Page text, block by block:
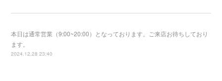
本日は通常営業（9:00~20:00）となっております。ご来店お待ちしており
ます。
2024.12.28 23:40